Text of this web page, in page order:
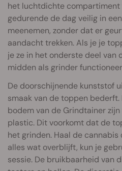
het luchtdichte
gedurende de dag veilig in
meenemen, zonder dat er
aandacht trekken. Als je je
je ze in het onderste deel van
midden als grinder
De doorschijnende kunststof
smaak van de toppen
bodem van de Grindtainer
plastic. Dit voorkomt dat de
het grinden. Haal de
alles wat overblijft, kun je
sessie. De bruikbaarheid van